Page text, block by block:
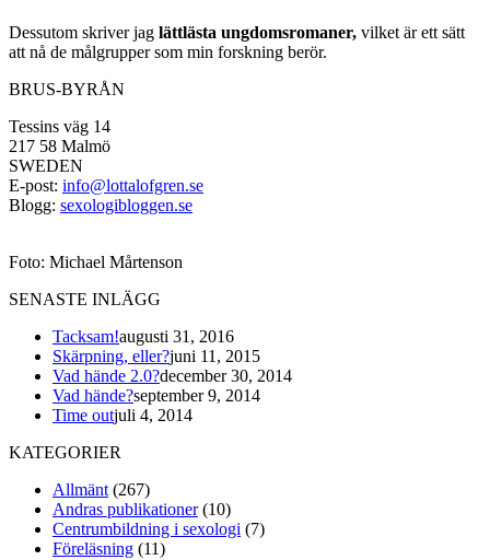
Dessutom skriver jag lättlästa ungdomsromaner, vilket är ett sätt
att nå de målgrupper som min forskning berör.
BRUS-BYRÅN
Tessins väg 14
217 58 Malmö
SWEDEN
E-post: info@lottalofgren.se
Blogg: sexologibloggen.se
Foto: Michael Mårtenson
SENASTE INLÄGG
Tacksam!augusti 31, 2016
Skärpning, eller?juni 11, 2015
Vad hände 2.0?december 30, 2014
Vad hände?september 9, 2014
Time outjuli 4, 2014
KATEGORIER
Allmänt (267)
Andras publikationer(10)
Centrumbildning i sexologi (7)
Föreläsning (11)